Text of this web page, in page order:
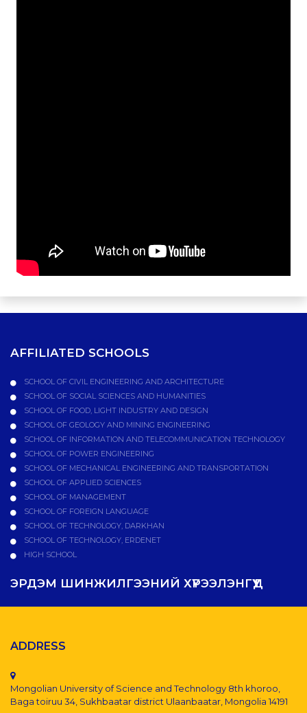
AFFILIATED SCHOOLS
SCHOOL OF CIVIL ENGINEERING AND ARCHITECTURE
SCHOOL OF SOCIAL SCIENCES AND HUMANITIES
SCHOOL OF FOOD, LIGHT INDUSTRY AND DESIGN
SCHOOL OF GEOLOGY AND MINING ENGINEERING
SCHOOL OF INFORMATION AND TELECOMMUNICATION TECHNOLOGY
SCHOOL OF POWER ENGINEERING
SCHOOL OF MECHANICAL ENGINEERING AND TRANSPORTATION
SCHOOL OF APPLIED SCIENCES
SCHOOL OF MANAGEMENT
SCHOOL OF FOREIGN LANGUAGE
SCHOOL OF TECHNOLOGY, DARKHAN
SCHOOL OF TECHNOLOGY, ERDENET
HIGH SCHOOL
ЭРДЭМ ШИНЖИЛГЭЭНИЙ ХҮРЭЭЛЭНГҮҮД
ADDRESS
Mongolian University of Science and Technology 8th khoroo,
Baga toiruu 34, Sukhbaatar district Ulaanbaatar, Mongolia 14191